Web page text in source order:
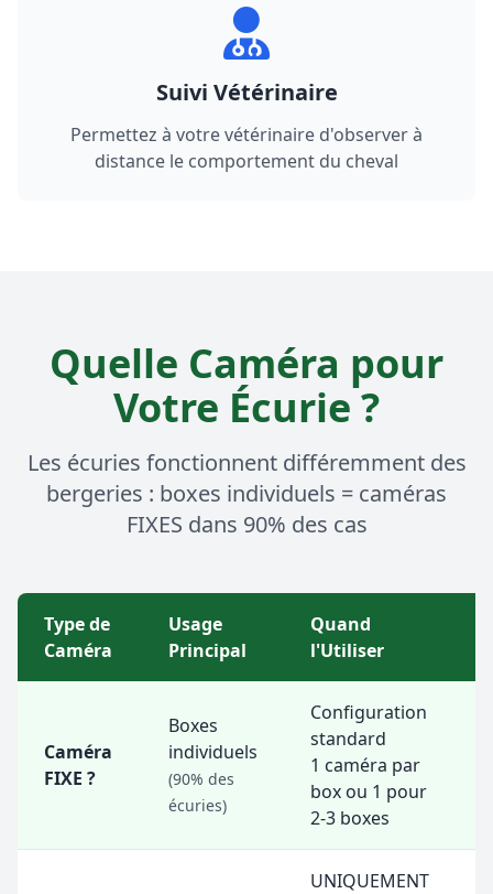
Suivi Vétérinaire
Permettez à votre vétérinaire d'observer à
distance le comportement du cheval
Quelle Caméra pour
Votre Écurie ?
Les écuries fonctionnent différemment des
bergeries : boxes individuels = caméras
FIXES dans 90% des cas
Type de
Caméra
Usage
Principal
Quand
l'Utiliser
Caméra
FIXE ?
Boxes
individuels
(90% des
écuries)
Configuration
standard
1 caméra par
box ou 1 pour
2-3 boxes
UNIQUEMENT